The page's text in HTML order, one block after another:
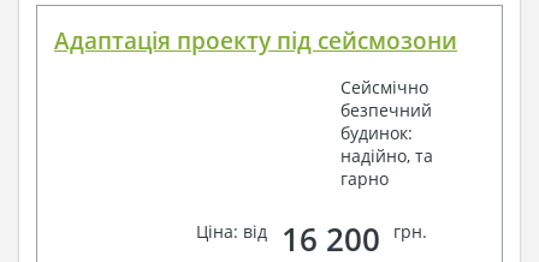
Адаптація проекту під сейсмозони
Сейсмічно
безпечний
будинок:
надійно, та
гарно
Ціна: від 16 200 грн.